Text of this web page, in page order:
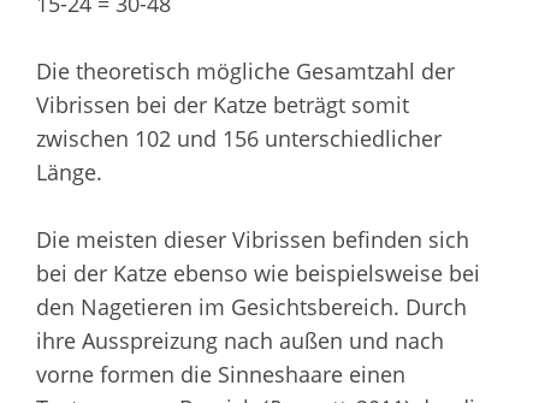
Die theoretisch mögliche Gesamtzahl der
Vibrissen bei der Katze beträgt somit
zwischen 102 und 156 unterschiedlicher
Länge.
Die meisten dieser Vibrissen befinden sich
bei der Katze ebenso wie beispielsweise bei
den Nagetieren im Gesichtsbereich. Durch
ihre Ausspreizung nach außen und nach
vorne formen die Sinneshaare einen